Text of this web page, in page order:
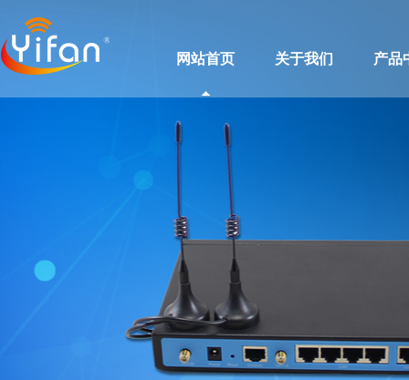
网站首页 关于我们 产品